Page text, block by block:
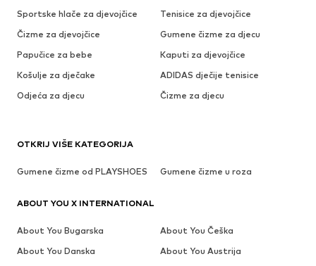
Sportske hlače za djevojčice
Tenisice za djevojčice
Čizme za djevojčice
Gumene čizme za djecu
Papučice za bebe
Kaputi za djevojčice
Košulje za dječake
ADIDAS dječije tenisice
Odjeća za djecu
Čizme za djecu
OTKRIJ VIŠE KATEGORIJA
Gumene čizme od PLAYSHOES Gumene čizme u roza
ABOUT YOU X INTERNATIONAL
About You Bugarska
About You Češka
About You Danska
About You Austrija